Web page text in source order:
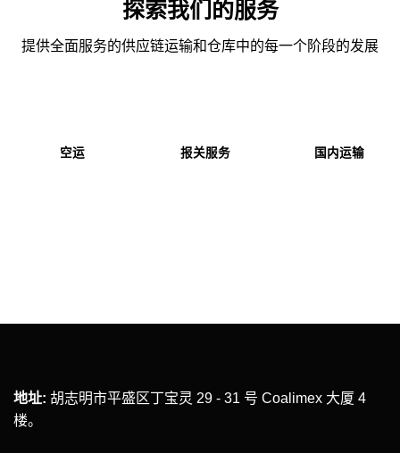
探索我们的服务
提供全面服务的供应链运输和仓库中的每一个阶段的发展
地址: 胡志明市平盛区丁宝灵 29 - 31 号 Coalimex 大厦 4
楼。